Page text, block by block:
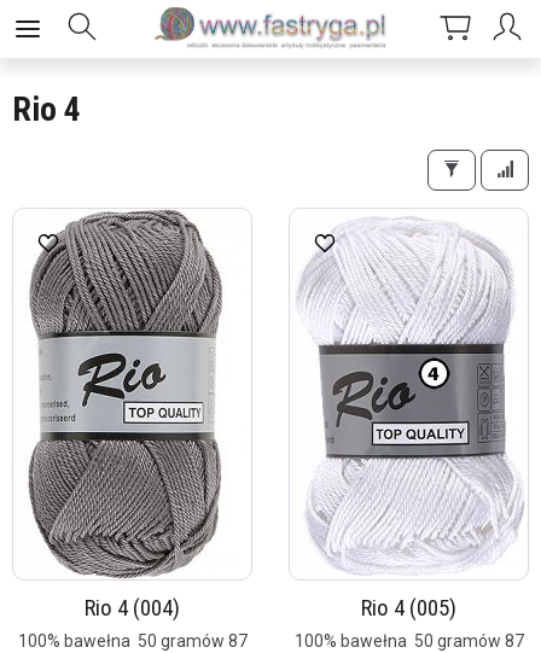
Rio 4
Rio 4 (004)
100% bawełna 50 gramów 87
Rio 4 (005)
100% bawełna 50 gramów 87